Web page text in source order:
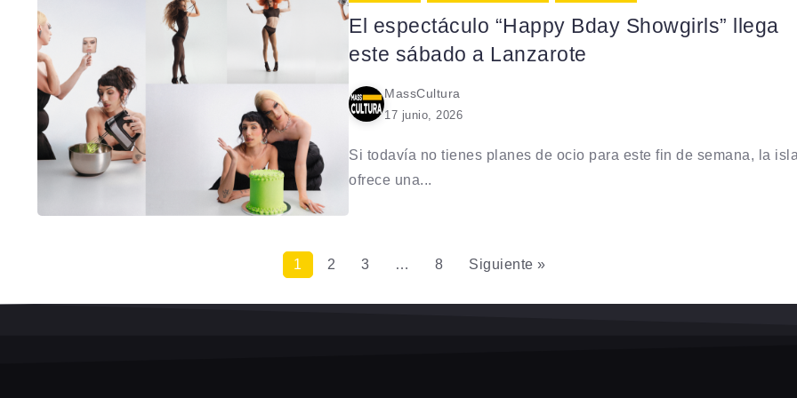
El espectáculo “Happy Bday Showgirls” llega
este sábado a Lanzarote
MassCultura
17 junio, 2026
Si todavía no tienes planes de ocio para este fin de semana, la
ofrece una...
1 2 3 … 8 Siguiente »